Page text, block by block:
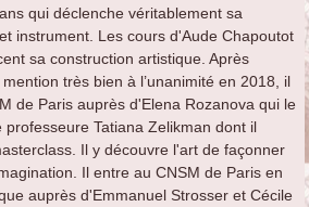
qui déclenche véritablement sa
instrument. Les cours d'Aude Chapoutot
sa construction artistique. Après
très bien à l’unanimité en 2018, il
de Paris auprès d'Elena Rozanova qui le
Tatiana Zelikman dont il
Il y découvre l'art de façonner
Il entre au CNSM de Paris en
auprès d'Emmanuel Strosser et Cécile